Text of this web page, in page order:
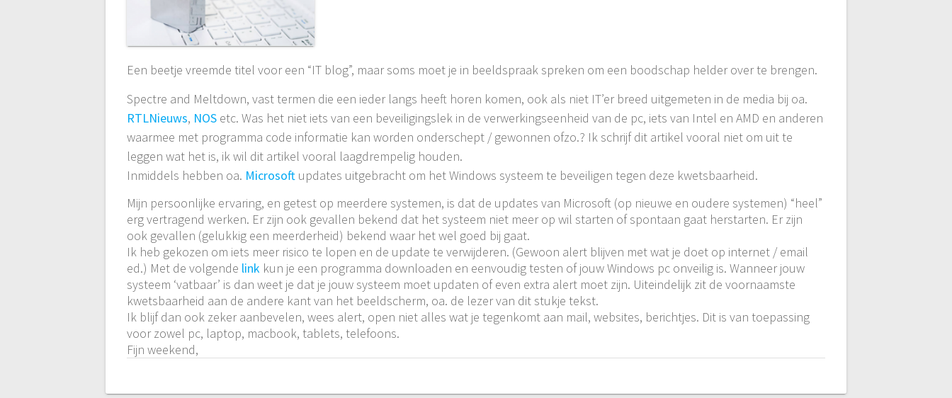
Een beetje vreemde titel voor een “IT blog”, maar soms moet je in beeldspraak spreken om een boodschap helder over te brengen.
Spectre and Meltdown, vast termen die een ieder langs heeft horen komen, ook als niet IT’er breed uitgemeten in de media bij oa.
RTLNieuws, NOS etc.Was het niet iets van een beveiligingslek in de verwerkingseenheid van de pc, iets van Intel en AMD en anderen
waarmee met programma code informatie kan worden onderschept / gewonnen ofzo.? Ik schrijf dit artikel vooral niet om uit te
leggen wat het is, ik wil dit artikel vooral laagdrempelig houden.
Inmiddels hebben oa. Microsoft updates uitgebracht om het Windows systeem te beveiligen tegen deze kwetsbaarheid.
Mijn persoonlijke ervaring, en getest op meerdere systemen, is dat de updates van Microsoft (op nieuwe en oudere systemen) “heel”
erg vertragend werken. Er zijn ook gevallen bekend dat het systeem niet meer op wil starten of spontaan gaat herstarten. Er zijn
ook gevallen (gelukkig een meerderheid) bekend waar het wel goed bij gaat.
Ik heb gekozen om iets meer risico te lopen en de update te verwijderen. (Gewoon alert blijven met wat je doet op internet / email
ed.) Met de volgende link kun je een programma downloaden en eenvoudig testen of jouw Windows pc onveilig is. Wanneer jouw
systeem ‘vatbaar’ is dan weet je dat je jouw systeem moet updaten of even extra alert moet zijn. Uiteindelijk zit de voornaamste
kwetsbaarheid aan de andere kant van het beeldscherm, oa. de lezer van dit stukje tekst.
Ik blijf dan ook zeker aanbevelen, wees alert, open niet alles wat je tegenkomt aan mail, websites, berichtjes. Dit is van toepassing
voor zowel pc, laptop, macbook, tablets, telefoons.
Fijn weekend,